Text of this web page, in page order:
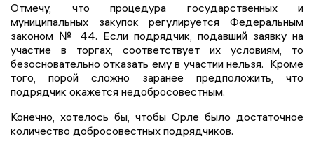
Отмечу, что процедура государственных и
муниципальных закупок регулируется Федеральным
законом № 44. Если подрядчик, подавший заявку на
участие в торгах, соответствует их условиям, то
безосновательно отказать ему в участии нельзя. Кроме
того, порой сложно заранее предположить, что
подрядчик окажется недобросовестным.
Конечно, хотелось бы, чтобы Орле было достаточное
количество добросовестных подрядчиков.